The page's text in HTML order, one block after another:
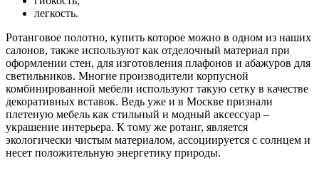
легкость.
Ротанговое полотно, купить которое можно в одном из наших
салонов, также используют как отделочный материал при
оформлении стен, для изготовления плафонов и абажуров для
светильников. Многие производители корпусной
комбинированной мебели используют такую сетку в качестве
декоративных вставок. Ведь уже и в Москве признали
плетеную мебель как стильный и модный аксессуар –
украшение интерьера. К тому же ротанг, является
экологически чистым материалом, ассоциируется с солнцем и
несет положительную энергетику природы.